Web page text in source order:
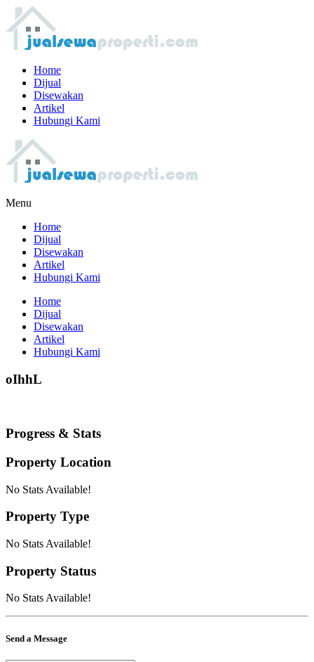
Home
Dijual
Disewakan
Artikel
Hubungi Kami
Menu
Home
Dijual
Disewakan
Artikel
Hubungi Kami
Home
Dijual
Disewakan
Artikel
Hubungi Kami
oIhhL
Progress & Stats
Property Location
No Stats Available!
Property Type
No Stats Available!
Property Status
No Stats Available!
Send a Message